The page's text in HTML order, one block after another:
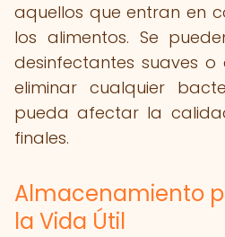
aquellos que entran en
los alimentos. Se
desinfectantes suaves
eliminar cualquier
pueda afectar la
finales.
Almacenamiento
la Vida Útil